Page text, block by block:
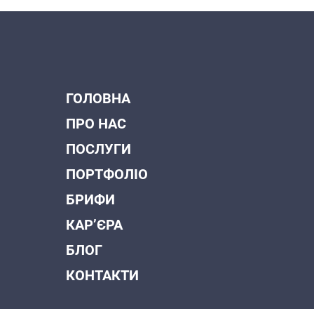
ГОЛОВНА
ПРО НАС
ПОСЛУГИ
ПОРТФОЛІО
БРИФИ
КАР’ЄРА
БЛОГ
КОНТАКТИ